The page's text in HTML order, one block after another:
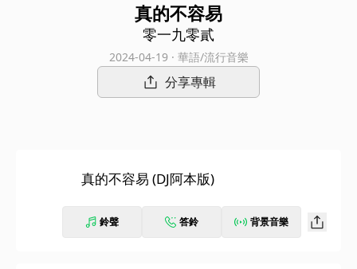
真的不容易
零一九零貳
2024-04-19 · 華語/流行音樂
分享專輯
真的不容易 (DJ阿本版)
鈴聲 答鈴 背景音樂